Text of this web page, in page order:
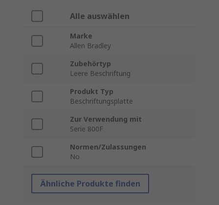
Alle auswählen
Marke
Allen Bradley
Zubehörtyp
Leere Beschriftung
Produkt Typ
Beschriftungsplatte
Zur Verwendung mit
Serie 800F
Normen/Zulassungen
No
Ähnliche Produkte finden